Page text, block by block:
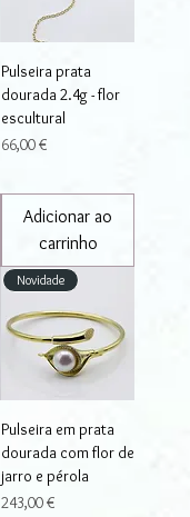
Pulseira prata
dourada 2.4g - flor
escultural
Preço
66,00 €
Adicionar ao
carrinho
Novidade
Pulseira em prata
dourada com flor de
jarro e pérola
Preço
243,00 €